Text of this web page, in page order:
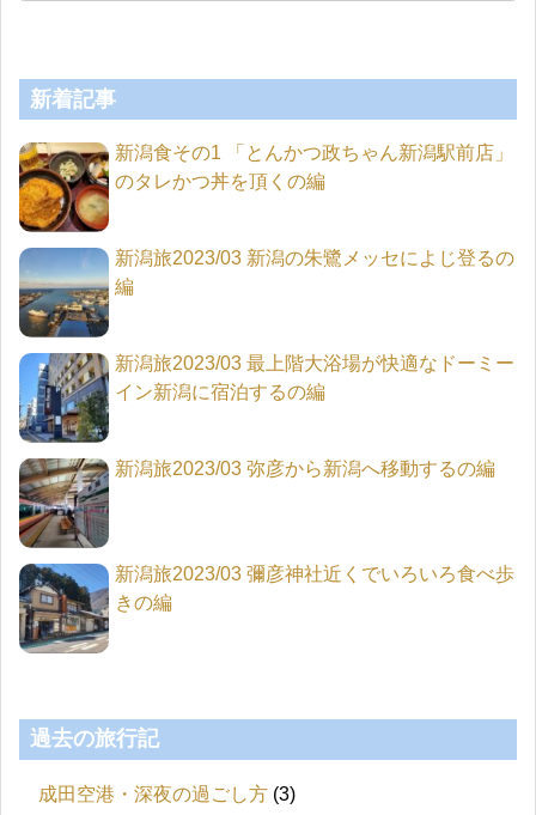
新着記事
新潟食その1 「とんかつ政ちゃん新潟駅前店」
のタレかつ丼を頂くの編
新潟旅2023/03 新潟の朱鷺メッセによじ登るの
編
新潟旅2023/03 最上階大浴場が快適なドーミー
イン新潟に宿泊するの編
新潟旅2023/03 弥彦から新潟へ移動するの編
新潟旅2023/03 彌彦神社近くでいろいろ食べ歩
きの編
過去の旅行記
成田空港・深夜の過ごし方 (3)